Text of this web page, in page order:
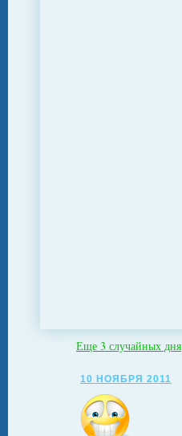
Еще 3 случайных дня
10 НОЯБРЯ 2011